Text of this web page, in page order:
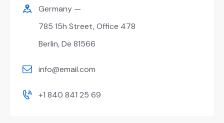
Germany —
785 15h Street, Office 478
Berlin, De 81566
info@email.com
+1 840 841 25 69